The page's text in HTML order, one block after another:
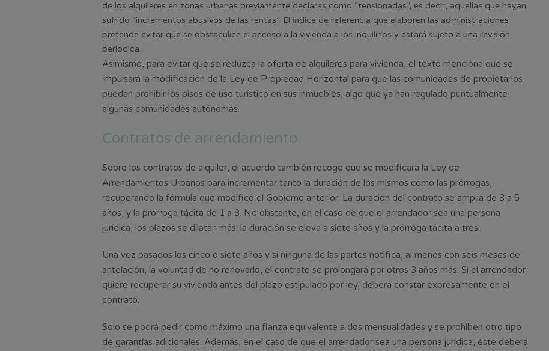
de los alquileres en zonas urbanas previamente declaras como “tensionadas”, es decir, aquellas que hayan
sufrido “incrementos abusivos de las rentas”. El índice de referencia que elaboren las administraciones
pretende evitar que se obstaculice el acceso a la vivienda a los inquilinos y estará sujeto a una revisión
periódica.
Asimismo, para evitar que se reduzca la oferta de alquileres para vivienda, el texto menciona que se
impulsará la modificación de la Ley de Propiedad Horizontal para que las comunidades de propietarios
puedan prohibir los pisos de uso turístico en sus inmuebles, algo que ya han regulado puntualmente
algunas comunidades autónomas.
Contratos de arrendamiento
Sobre los contratos de alquiler, el acuerdo también recoge que se modificará la Ley de
Arrendamientos Urbanos para incrementar tanto la duración de los mismos como las prórrogas,
recuperando la fórmula que modificó el Gobierno anterior. La duración del contrato se amplía de 3 a 5
años, y la prórroga tácita de 1 a 3. No obstante, en el caso de que el arrendador sea una persona
jurídica, los plazos se dilatan más: la duración se eleva a siete años y la prórroga tácita a tres.
Una vez pasados los cinco o siete años y si ninguna de las partes notifica, al menos con seis meses de
antelación, la voluntad de no renovarlo, el contrato se prolongará por otros 3 años más. Si el arrendador
quiere recuperar su vivienda antes del plazo estipulado por ley, deberá constar expresamente en el
contrato.
Solo se podrá pedir como máximo una fianza equivalente a dos mensualidades y se prohíben otro tipo
de garantías adicionales. Además, en el caso de que el arrendador sea una persona jurídica, éste deberá